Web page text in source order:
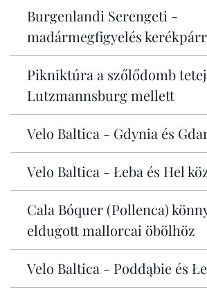
Burgenlandi Serengeti -
madármegfigyelés
Pikniktúra a szőlődomb
Lutzmannsburg mellett
Velo Baltica - Gdynia és
Velo Baltica - Łeba és Hel
Cala Bóquer (Pollenca)
eldugott mallorcai öbölhöz
Velo Baltica - Poddąbie és